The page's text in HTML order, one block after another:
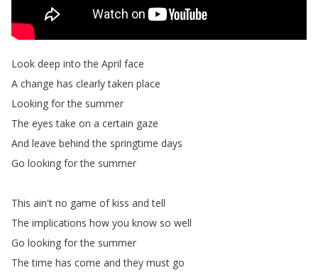
Look deep into the April face
A change has clearly taken place
Looking for the summer
The eyes take on a certain gaze
And leave behind the springtime days
Go looking for the summer
This ain't no game of kiss and tell
The implications how you know so well
Go looking for the summer
The time has come and they must go